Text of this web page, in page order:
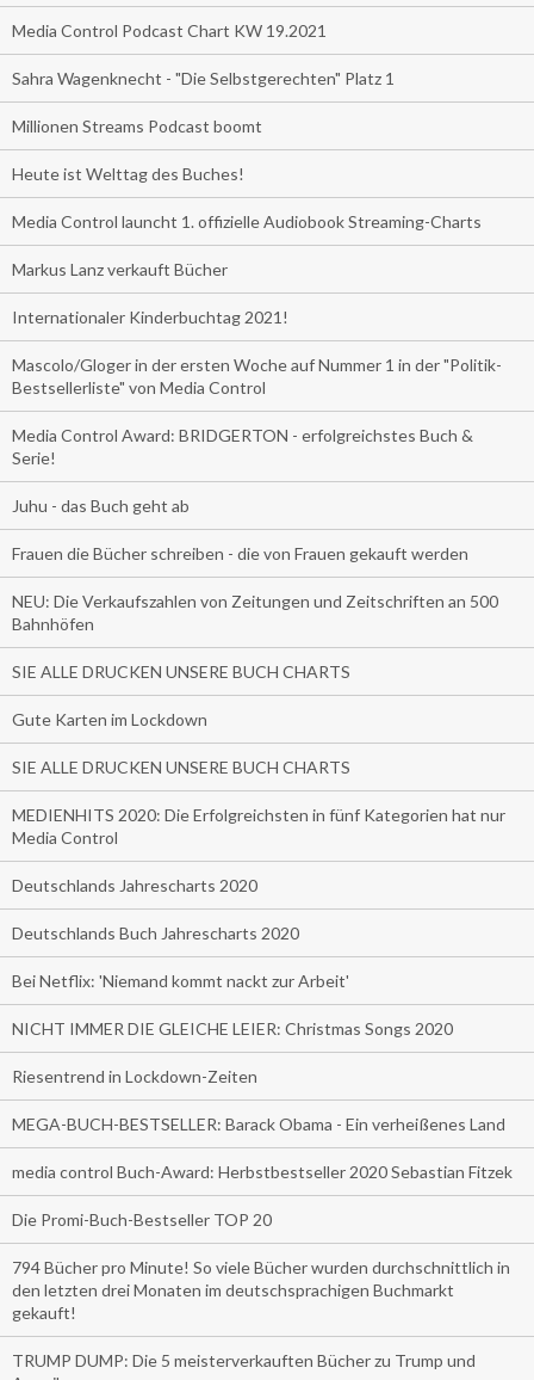
Media Control Podcast Chart KW 19.2021
Sahra Wagenknecht - "Die Selbstgerechten" Platz 1
Millionen Streams Podcast boomt
Heute ist Welttag des Buches!
Media Control launcht 1. offizielle Audiobook Streaming-Charts
Markus Lanz verkauft Bücher
Internationaler Kinderbuchtag 2021!
Mascolo/Gloger in der ersten Woche auf Nummer 1 in der "Politik-
Bestsellerliste" von Media Control
Media Control Award: BRIDGERTON - erfolgreichstes Buch &
Serie!
Juhu - das Buch geht ab
Frauen die Bücher schreiben - die von Frauen gekauft werden
NEU: Die Verkaufszahlen von Zeitungen und Zeitschriften an 500
Bahnhöfen
SIE ALLE DRUCKEN UNSERE BUCH CHARTS
Gute Karten im Lockdown
SIE ALLE DRUCKEN UNSERE BUCH CHARTS
MEDIENHITS 2020: Die Erfolgreichsten in fünf Kategorien hat nur
Media Control
Deutschlands Jahrescharts 2020
Deutschlands Buch Jahrescharts 2020
Bei Netflix: 'Niemand kommt nackt zur Arbeit'
NICHT IMMER DIE GLEICHE LEIER: Christmas Songs 2020
Riesentrend in Lockdown-Zeiten
MEGA-BUCH-BESTSELLER: Barack Obama - Ein verheißenes Land
media control Buch-Award: Herbstbestseller 2020 Sebastian Fitzek
Die Promi-Buch-Bestseller TOP 20
794 Bücher pro Minute! So viele Bücher wurden durchschnittlich in
den letzten drei Monaten im deutschsprachigen Buchmarkt
gekauft!
TRUMP DUMP: Die 5 meisterverkauften Bücher zu Trump und